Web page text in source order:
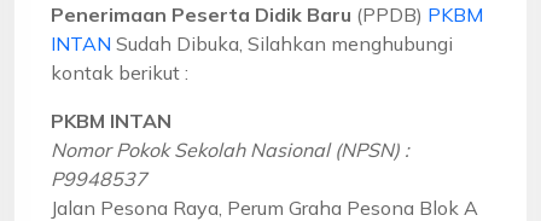
Penerimaan Peserta Didik Baru (PPDB) PKBM
INTAN Sudah Dibuka, Silahkan menghubungi
kontak berikut :
PKBM INTAN
Nomor Pokok Sekolah Nasional (NPSN) :
P9948537
Jalan Pesona Raya, Perum Graha Pesona Blok A